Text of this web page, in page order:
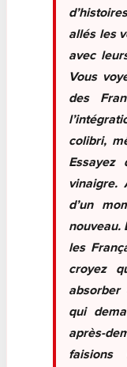
allés les
avec
Vous
des
colibri,
Essayez
vinaigre.
d’un
nouveau.
les
croyez
absorber
qui
après-
faisions